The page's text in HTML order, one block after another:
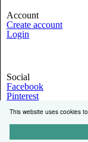
This website uses cookies
Account
Create account
Login
Social
Facebook
Pinterest